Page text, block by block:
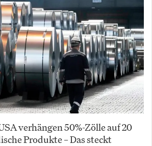
verhängen 50%-Zölle auf 20
Produkte – Das steckt